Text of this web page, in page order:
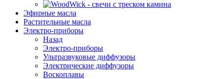
Эфирные масла
Растительные масла
Электро-приборы
Назад
Электро-приборы
Ультразвуковые диффузоры
Электрические диффузоры
Воскоплавы